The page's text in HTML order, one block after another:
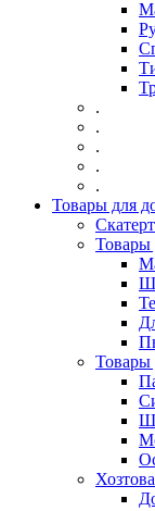
.
.
.
.
.
Товары для
Товары
Товары